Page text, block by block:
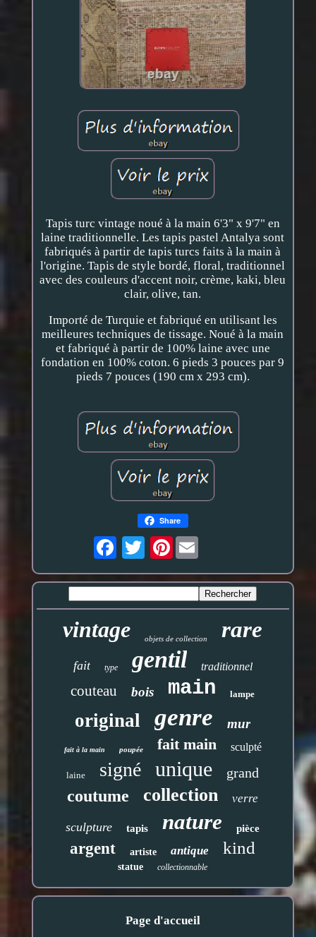
Tapis turc vintage noué à la main 6'3" x 9'7" en
laine traditionnelle. Les tapis pastel Antalya sont
fabriqués à partir de tapis turcs faits à la main à
l'origine. Tapis de style bordé, floral, traditionnel
avec des couleurs d'accent noir, crème, kaki, bleu
clair, olive, tan.
Importé de Turquie et fabriqué en utilisant les
meilleures techniques de tissage. Noué à la main
et fabriqué à partir de 100% laine avec une
fondation en 100% coton. 6 pieds 3 pouces par 9
pieds 7 pouces (190 cm x 293 cm).
Share
Pinterest
vintage objets de collection rare
fait type gentil traditionnel
couteau bois main lampe
original genre mur
fait à la main poupée fait main sculpté
laine signé unique grand
coutume collection verre
sculpture tapis nature pièce
argent artiste antique kind
statue collectionnable
Page d'accueil